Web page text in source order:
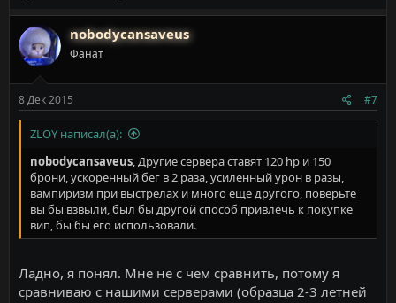
nobodycansaveus
Фанат
8 Дек 2015 #7
ZLOY написал(а):
nobodycansaveus , Другие сервера ставят 120 hp и 150
брони, ускоренный бег в 2 раза, усиленный урон в разы,
вампиризм при выстрелах и много еще другого, поверьте
вы бы взвыли, был бы другой способ привлечь к покупке
вип, бы бы его использовали.
Ладно, я понял. Мне не с чем сравнить, потому я
сравниваю с нашими серверами (образца 2-3 летней